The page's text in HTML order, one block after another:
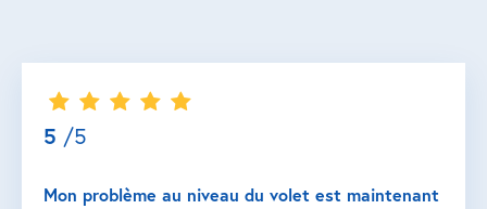
5 /5
Mon problème au niveau du volet est maintenant